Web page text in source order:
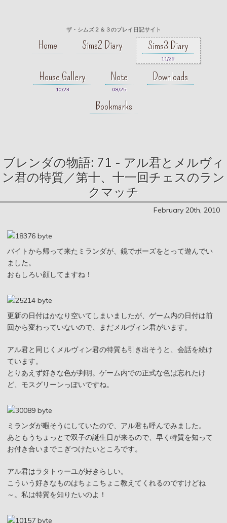
ザ・シムズ２＆３のプレイ日記サイト
Home Sims2 Diary Sims3 Diary
11/29
House Gallery
10/23
Note
08/25
Downloads
Bookmarks
ブレンダの物語: 71 - アル君とメルヴィ
ン君の特質／第十、十一回チェスのラン
クマッチ
February 20th, 2010
バイトから帰って来たミランダが、鏡でポーズをとって遊んでい
ました。
おもしろい顔してますね！
更新の日付はかなり空いてしまいましたが、ゲーム内の日付は前
回から変わっていないので、まだメルヴィン君がいます。
アル君と同じくメルヴィン君の特質も引き出そうと、会話を続け
ています。
とりあえず好きな色が判明。ゲーム内での正式な色は忘れたけ
ど、モスグリーンっぽいですね。
ミランダが暇そうにしていたので、アル君も呼んでみました。
あともうちょっとで双子の誕生日が来るので、早く特質を知って
お付き合いまでこぎつけたいところです。
アル君はラタトゥーユが好きらしい。
こういう好きなものはちょこちょこ教えてくれるのですけどね
～。私は特質を知りたいのよ！